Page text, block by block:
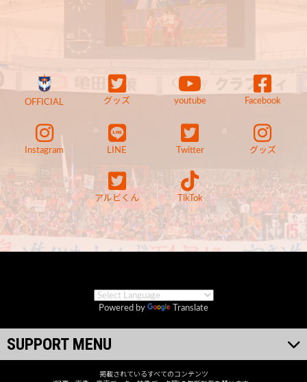
OFFICIAL グッズ youtube Facebook
Instagram LINE Twitter グッズ
アルビくん TikTok
Powered by Translate
SUPPORT MENU
掲載されているすべてのコンテンツ